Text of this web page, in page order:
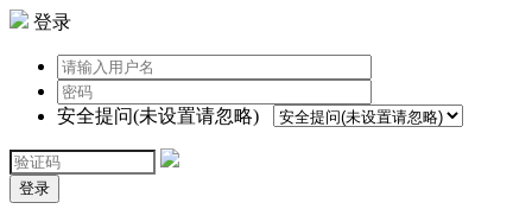
登录
安全提问(未设置请忽略)
登录